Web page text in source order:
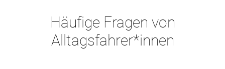
Häufige Fragen von
Alltagsfahrer*innen